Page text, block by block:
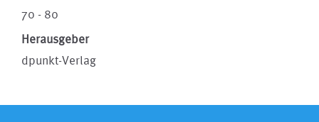
70 - 80
Herausgeber
dpunkt-Verlag